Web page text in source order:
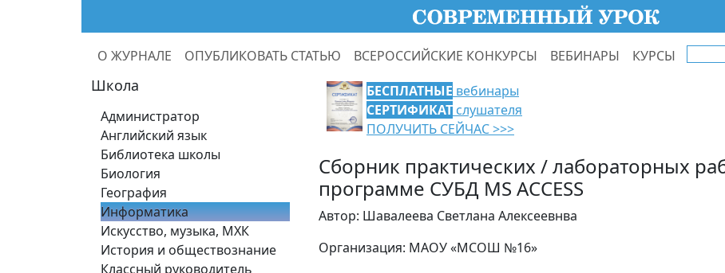
О ЖУРНАЛЕ ОПУБЛИКОВАТЬ СТАТЬЮ ВСЕРОССИЙСКИЕ КОНКУРСЫ ВЕБИНАРЫ КУРСЫ
Школа
Администратор
Английский язык
Библиотека школы
Биология
География
Информатика
Искусство, музыка, МХК
История и обществознание
Классный руководитель
БЕСПЛАТНЫЕ вебинары
СЕРТИФИКАТ слушателя
ПОЛУЧИТЬ СЕЙЧАС >>>
Сборник практических / лабораторных
программе СУБД MS ACCESS
Автор: Шавалеева Светлана Алексеевнва
Организация: МАОУ «МСОШ №16»